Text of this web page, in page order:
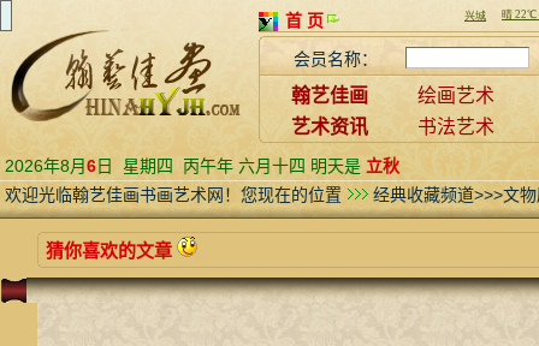
首 页
会员名称：
翰艺佳画
绘画艺术
艺术资讯
书法艺术
2026年8月6日 星期四 丙午年 六月十四 明天是 立秋
欢迎光临翰艺佳画书画艺术网！您现在的位置
经典收藏频道>>>文
猜你喜欢的文章